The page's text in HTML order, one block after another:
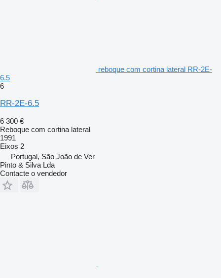
reboque com cortina lateral RR-2E-
6.5
6
RR-2E-6.5
6 300 €
Reboque com cortina lateral
1991
Eixos 2
Portugal, São João de Ver
Pinto & Silva Lda
Contacte o vendedor